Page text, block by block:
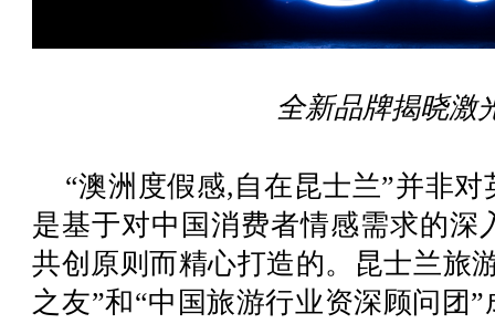
全新品牌揭晓激
“澳洲度假感,自在昆士兰”并非
是基于对中国消费者情感需求的深
共创原则而精心打造的。昆士兰旅
之友”和“中国旅游行业资深顾问团